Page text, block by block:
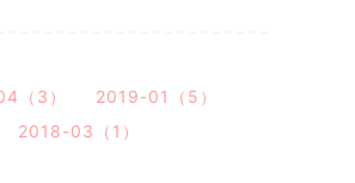
（3）
2019-01（5）
2018-03（1）